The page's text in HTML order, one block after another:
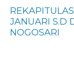
JANUARI S.D
NOGOSARI